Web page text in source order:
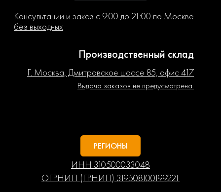
Консультации и заказ с 9:00 до 21:00 по Москве
без выходных
Производственный склад
Г. Москва, Дмитровское шоссе 85, офис 417
Выдача заказов не предусмотрена.
РЕГИОНЫ
ИНН 310500033048
ОГРНИП (ГРНИП) 319508100199221